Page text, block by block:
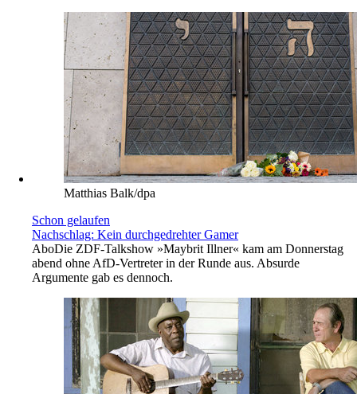
Matthias Balk/dpa
Schon gelaufen
Nachschlag: Kein durchgedrehter Gamer
AboDie ZDF-Talkshow »Maybrit Illner« kam am Donnerstag
abend ohne AfD-Vertreter in der Runde aus. Absurde
Argumente gab es dennoch.